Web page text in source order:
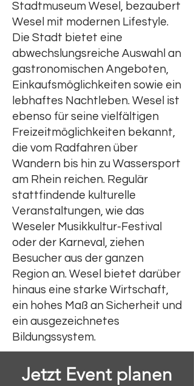
Stadtmuseum Wesel, bezaubert
Wesel mit modernen Lifestyle.
Die Stadt bietet eine
abwechslungsreiche Auswahl an
gastronomischen Angeboten,
Einkaufsmöglichkeiten sowie ein
lebhaftes Nachtleben. Wesel ist
ebenso für seine vielfältigen
Freizeitmöglichkeiten bekannt,
die vom Radfahren über
Wandern bis hin zu Wassersport
am Rhein reichen. Regulär
stattfindende kulturelle
Veranstaltungen, wie das
Weseler Musikkultur-Festival
oder der Karneval, ziehen
Besucher aus der ganzen
Region an. Wesel bietet darüber
hinaus eine starke Wirtschaft,
ein hohes Maß an Sicherheit und
ein ausgezeichnetes
Bildungssystem.
Jetzt Event planen